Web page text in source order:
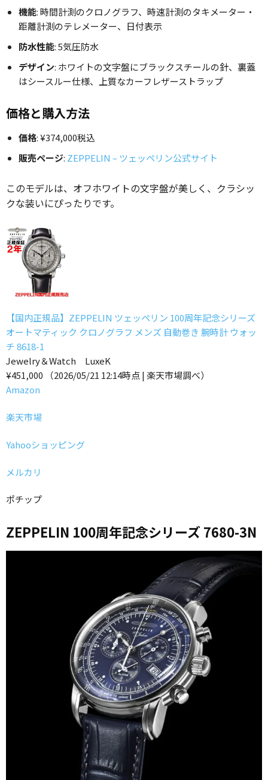
機能: 時間計測のクロノグラフ、時速計測のタキメーター・
距離計測のテレメーター、日付表示
防水性能: 5気圧防水
デザイン: ホワイトの文字盤にブラックスチールの針、裏蓋
はシースルー仕様、上質なカーフレザーストラップ
価格と購入方法
価格: ¥374,000税込
販売ページ: ZEPPELIN – ツェッペリン公式サイト
このモデルは、オフホワイトの文字盤が美しく、クラシッ
クな装いにぴったりです。
【国内正規品】ZEPPELIN ツェッペリン 100周年記念シリーズ
オートマティック クロノグラフ メンズ 自動巻き 腕時計 ウォッ
チ 8618-1
Jewelry＆Watch LuxeK
¥451,000
（2026/05/21 12:14時点 | 楽天市場調べ）
Amazon
楽天市場
Yahooショッピング
メルカリ
ポチップ
ZEPPELIN 100周年記念シリーズ 7680-3N